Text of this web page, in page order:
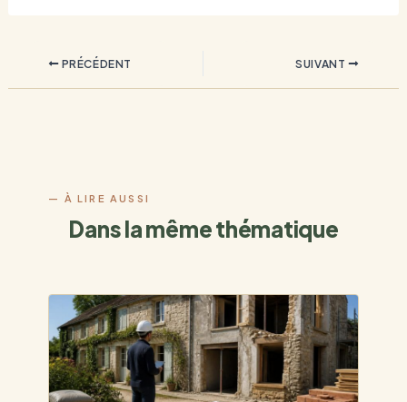
PRÉCÉDENT SUIVANT
Dans la même thématique